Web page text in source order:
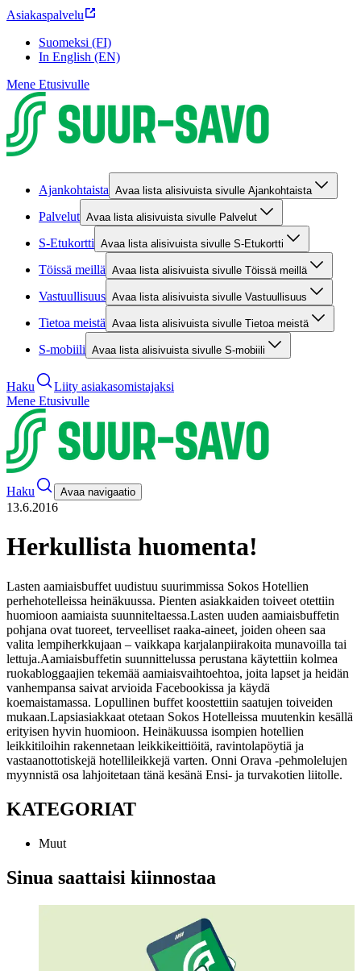
Asiakaspalvelu
Suomeksi (FI)
In English (EN)
Mene Etusivulle
Ajankohtaista Avaa lista alisivuista sivulle Ajankohtaista
Palvelut Avaa lista alisivuista sivulle Palvelut
S-Etukortti Avaa lista alisivuista sivulle S-Etukortti
Töissä meillä Avaa lista alisivuista sivulle Töissä meillä
Vastuullisuus Avaa lista alisivuista sivulle Vastuullisuus
Tietoa meistä Avaa lista alisivuista sivulle Tietoa meistä
S-mobiili Avaa lista alisivuista sivulle S-mobiili
Haku
Liity asiakasomistajaksi
Mene Etusivulle
Haku Avaa navigaatio
13.6.2016
Herkullista huomenta!
Lasten aamiaisbuffet uudistuu suurimmissa Sokos Hotellien
perhehotelleissa heinäkuussa. Pienten asiakkaiden toiveet otettiin
huomioon aamiaista suunniteltaessa.Lasten uuden aamiaisbuffetin
pohjana ovat tuoreet, terveelliset raaka-aineet, joiden oheen saa
valita lempiherkkujaan – vaikkapa karjalanpiirakoita munavoilla tai
lettuja.Aamiaisbuffetin suunnittelussa perustana käytettiin kolmea
ruokabloggaajien tekemää aamiaisvaihtoehtoa, joita lapset ja heidän
vanhempansa saivat arvioida Facebookissa ja käydä
koemaistamassa. Lopullinen buffet koostettiin saatujen toiveiden
mukaan.Lapsiasiakkaat otetaan Sokos Hotelleissa muutenkin kesällä
erityisen hyvin huomioon. Heinäkuussa isompien hotellien
leikkitiloihin rakennetaan leikkikeittiöitä, ravintolapöytiä ja
vastaanottotiskejä hotellileikkejä varten. Onni Orava -pehmolelujen
myynnistä osa lahjoitetaan tänä kesänä Ensi- ja turvakotien liitolle.
KATEGORIAT
Muut
Sinua saattaisi kiinnostaa